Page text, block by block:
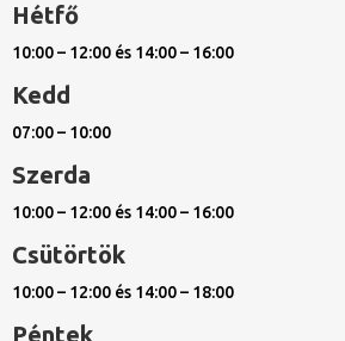
Hétfő
10:00 – 12:00 és 14:00 – 16:00
Kedd
07:00 – 10:00
Szerda
10:00 – 12:00 és 14:00 – 16:00
Csütörtök
10:00 – 12:00 és 14:00 – 18:00
Péntek